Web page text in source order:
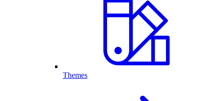
Themes